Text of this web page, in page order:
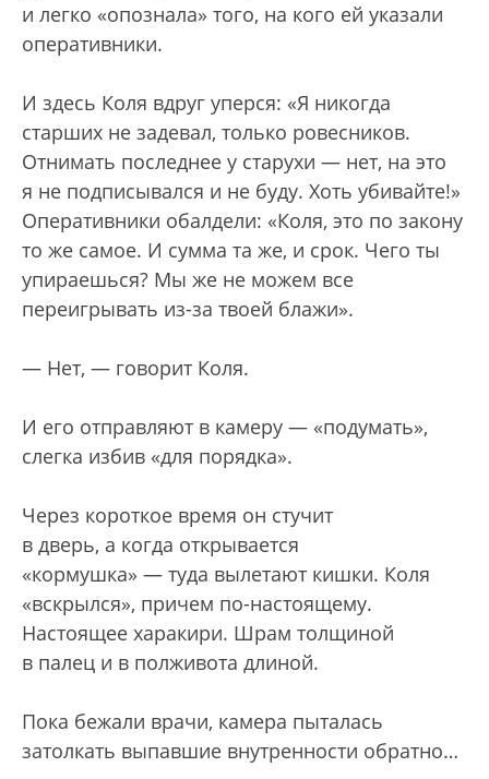
и легко «опознала» того, на кого ей указали
оперативники.
И здесь Коля вдруг уперся: «Я никогда
старших не задевал, только ровесников.
Отнимать последнее у старухи — нет, на это
я не подписывался и не буду. Хоть убивайте!»
Оперативники обалдели: «Коля, это по закону
то же самое. И сумма та же, и срок. Чего ты
упираешься? Мы же не можем все
переигрывать из-за твоей блажи».
— Нет, — говорит Коля.
И его отправляют в камеру — «подумать»,
слегка избив «для порядка».
Через короткое время он стучит
в дверь, а когда открывается
«кормушка» — туда вылетают кишки. Коля
«вскрылся», причем по-настоящему.
Настоящее харакири. Шрам толщиной
в палец и в полживота длиной.
Пока бежали врачи, камера пыталась
затолкать выпавшие внутренности обратно…